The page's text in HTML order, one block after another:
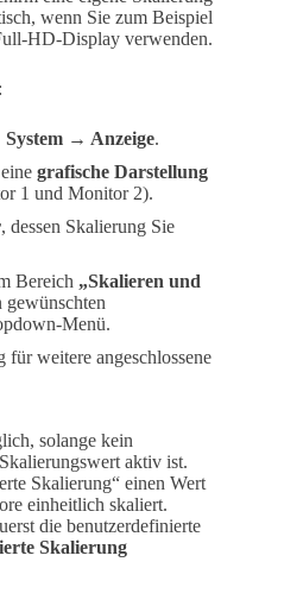
wenn Sie zum Beispiel
HD-Display verwenden.
→ Anzeige.
grafische Darstellung
1 und Monitor 2).
, dessen Skalierung Sie
Bereich „Skalieren und
gewünschten
Menü.
für weitere angeschlossene
solange kein
aktiv ist.
Skalierung“ einen Wert
einheitlich skaliert.
die benutzerdefinierte
Skalierung